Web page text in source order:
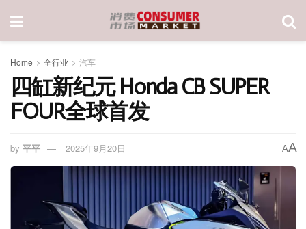
Home 全行业 汽车
四缸新纪元 Honda CB SUPER
FOUR全球首发
by 平平 2025年9月20日 AA